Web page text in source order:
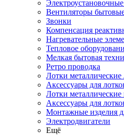
Вентиляторы
Звонки
Компенсация
Нагревательные
Тепловое
Мелкая бытовая
Ретро проводка
Лотки металлические
Аксессуары для
Лотки
Аксессуары для
Монтажные изделия
Электродвигатели
Ещё